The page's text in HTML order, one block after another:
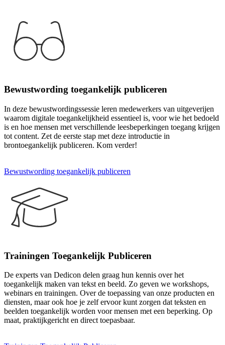
Bewustwording toegankelijk publiceren
In deze bewustwordingssessie leren medewerkers van uitgeverijen
waarom digitale toegankelijkheid essentieel is, voor wie het bedoeld
is en hoe mensen met verschillende leesbeperkingen toegang krijgen
tot content. Zet de eerste stap met deze introductie in
brontoegankelijk publiceren. Kom verder!
Bewustwording toegankelijk publiceren
Trainingen Toegankelijk Publiceren
De experts van Dedicon delen graag hun kennis over het
toegankelijk maken van tekst en beeld. Zo geven we workshops,
webinars en trainingen. Over de toepassing van onze producten en
diensten, maar ook hoe je zelf ervoor kunt zorgen dat teksten en
beelden toegankelijk worden voor mensen met een beperking. Op
maat, praktijkgericht en direct toepasbaar.